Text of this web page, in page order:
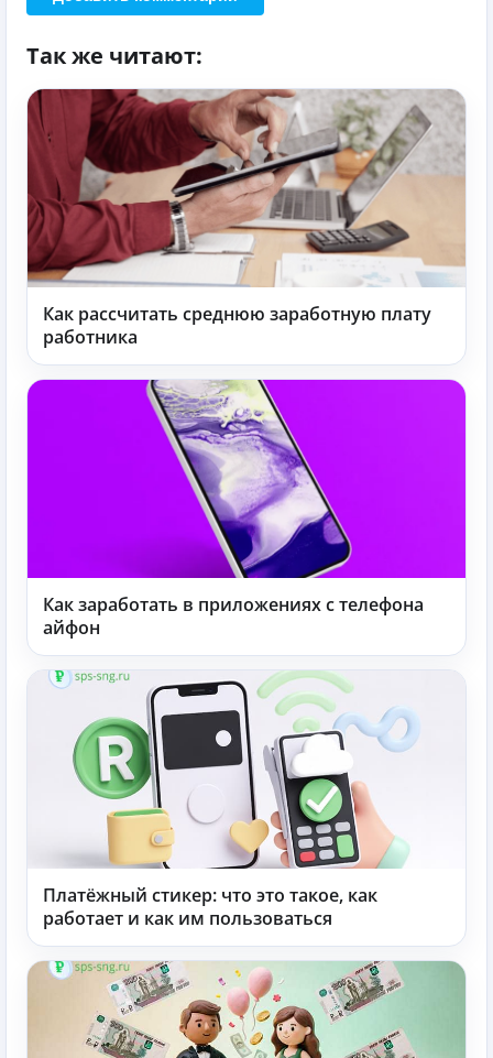
Так же читают:
Как рассчитать среднюю заработную плату
работника
Как заработать в приложениях с телефона
айфон
Платёжный стикер: что это такое, как
работает и как им пользоваться